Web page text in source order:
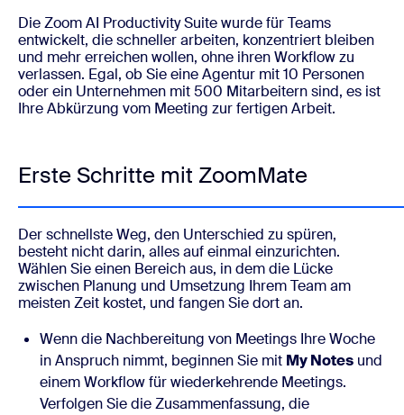
Die Zoom AI Productivity Suite wurde für Teams
entwickelt, die schneller arbeiten, konzentriert bleiben
und mehr erreichen wollen, ohne ihren Workflow zu
verlassen. Egal, ob Sie eine Agentur mit 10 Personen
oder ein Unternehmen mit 500 Mitarbeitern sind, es ist
Ihre Abkürzung vom Meeting zur fertigen Arbeit.
Erste Schritte mit ZoomMate
Der schnellste Weg, den Unterschied zu spüren,
besteht nicht darin, alles auf einmal einzurichten.
Wählen Sie einen Bereich aus, in dem die Lücke
zwischen Planung und Umsetzung Ihrem Team am
meisten Zeit kostet, und fangen Sie dort an.
Wenn die Nachbereitung von Meetings Ihre Woche
in Anspruch nimmt, beginnen Sie mit My Notes und
einem Workflow für wiederkehrende Meetings.
Verfolgen Sie die Zusammenfassung, die